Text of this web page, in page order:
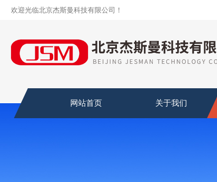
欢迎光临北京杰斯曼科技有限公司！
网站首页 关于我们